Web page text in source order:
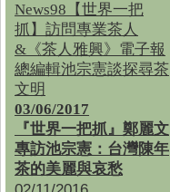
News98【世界一把
抓】訪問專業茶人
&《茶人雅興》電子報
總編輯池宗憲談探尋茶
文明
03/06/2017
『世界一把抓』鄭麗文
專訪池宗憲：台灣陳年
茶的美麗與哀愁